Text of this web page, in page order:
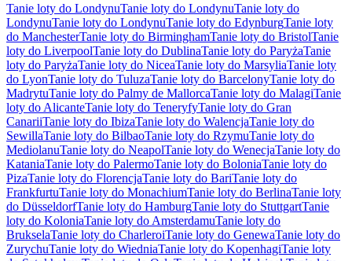
Tanie loty do LondynuTanie loty do LondynuTanie loty do
LondynuTanie loty do LondynuTanie loty do EdynburgTanie loty
do ManchesterTanie loty do BirminghamTanie loty do BristolTanie
loty do LiverpoolTanie loty do DublinaTanie loty do ParyżaTanie
loty do ParyżaTanie loty do NiceaTanie loty do MarsyliaTanie loty
do LyonTanie loty do TuluzaTanie loty do BarcelonyTanie loty do
MadrytuTanie loty do Palmy de MallorcaTanie loty do MalagiTanie
loty do AlicanteTanie loty do TeneryfyTanie loty do Gran
CanariiTanie loty do IbizaTanie loty do WalencjaTanie loty do
SewillaTanie loty do BilbaoTanie loty do RzymuTanie loty do
MediolanuTanie loty do NeapolTanie loty do WenecjaTanie loty do
KataniaTanie loty do PalermoTanie loty do BoloniaTanie loty do
PizaTanie loty do FlorencjaTanie loty do BariTanie loty do
FrankfurtuTanie loty do MonachiumTanie loty do BerlinaTanie loty
do DüsseldorfTanie loty do HamburgTanie loty do StuttgartTanie
loty do KoloniaTanie loty do AmsterdamuTanie loty do
BrukselaTanie loty do CharleroiTanie loty do GenewaTanie loty do
ZurychuTanie loty do WiedniaTanie loty do KopenhagiTanie loty